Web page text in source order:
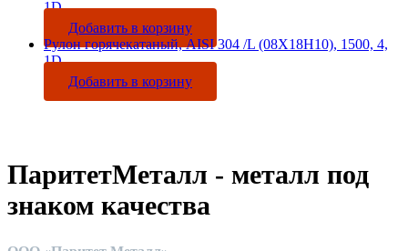
1D
Добавить в корзину
Рулон горячекатаный, AISI 304 /L (08Х18Н10), 1500, 4,
1D
Добавить в корзину
ПаритетМеталл - металл под
знаком качества